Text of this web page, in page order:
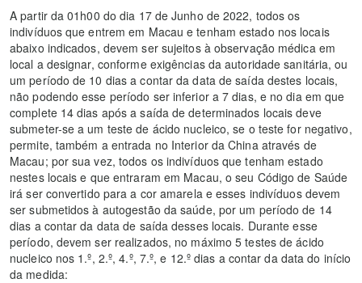
A partir da 01h00 do dia 17 de Junho de 2022, todos os
indivíduos que entrem em Macau e tenham estado nos locais
abaixo indicados, devem ser sujeitos à observação médica em
local a designar, conforme exigências da autoridade sanitária, ou
um período de 10 dias a contar da data de saída destes locais,
não podendo esse período ser inferior a 7 dias, e no dia em que
complete 14 dias após a saída de determinados locais deve
submeter-se a um teste de ácido nucleico, se o teste for negativo,
permite, também a entrada no Interior da China através de
Macau; por sua vez, todos os indivíduos que tenham estado
nestes locais e que entraram em Macau, o seu Código de Saúde
irá ser convertido para a cor amarela e esses indivíduos devem
ser submetidos à autogestão da saúde, por um período de 14
dias a contar da data de saída desses locais. Durante esse
período, devem ser realizados, no máximo 5 testes de ácido
nucleico nos 1.º, 2.º, 4.º, 7.º, e 12.º dias a contar da data do início
da medida: